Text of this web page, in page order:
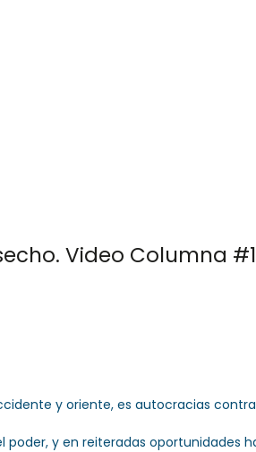
Video Columna
y oriente, es autocracias
poder, y en reiteradas